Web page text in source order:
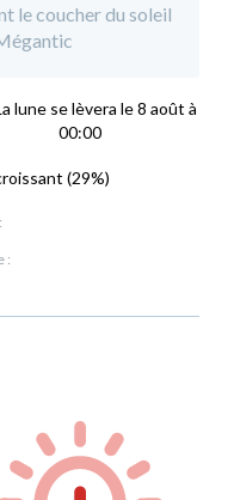
le coucher du soleil
lune se lèvera le 8 août à
00:00
(29%)
: